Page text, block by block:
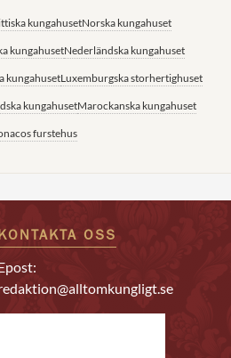
kungahusetNorska kungahuset
kungahusetNederländska kungahuset
kungahusetLuxemburgska storhertighuset
kungahusetMarockanska kungahuset
furstehus
OSS